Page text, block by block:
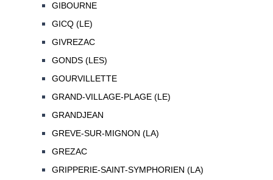
GIBOURNE
GICQ (LE)
GIVREZAC
GONDS (LES)
GOURVILLETTE
GRAND-VILLAGE-PLAGE (LE)
GRANDJEAN
GREVE-SUR-MIGNON (LA)
GREZAC
GRIPPERIE-SAINT-SYMPHORIEN (LA)